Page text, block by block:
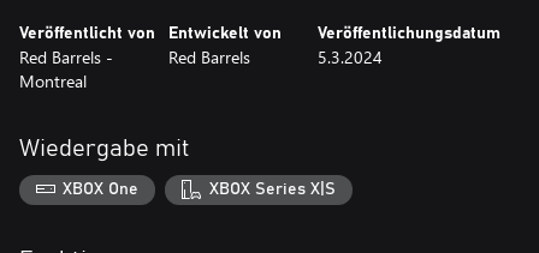
Veröffentlicht von
Red Barrels -
Montreal
Entwickelt von
Red Barrels
Veröffentlichungsdatum
5.3.2024
Wiedergabe mit
XBOX One XBOX Series X|S